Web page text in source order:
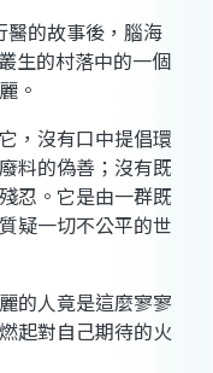
醫的故事後，腦海
生的村落中的一個
。
，沒有口中提倡環
料的偽善；沒有既
忍。它是由一群既
疑一切不公平的世
的人竟是這麼寥寥
起對自己期待的火